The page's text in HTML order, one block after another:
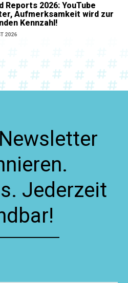
Reports 2026: YouTube
Aufmerksamkeit wird zur
Kennzahl!
2026
Jederzeit